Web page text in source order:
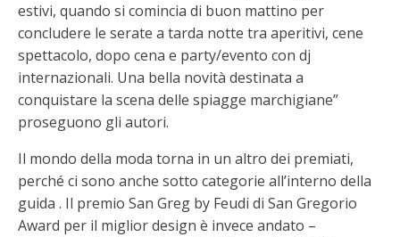
estivi, quando si comincia di buon mattino per
concludere le serate a tarda notte tra aperitivi, cene
spettacolo, dopo cena e party/evento con dj
internazionali. Una bella novità destinata a
conquistare la scena delle spiagge marchigiane”
proseguono gli autori.
Il mondo della moda torna in un altro dei premiati,
perché ci sono anche sotto categorie all’interno della
guida . Il premio San Greg by Feudi di San Gregorio
Award per il miglior design è invece andato –